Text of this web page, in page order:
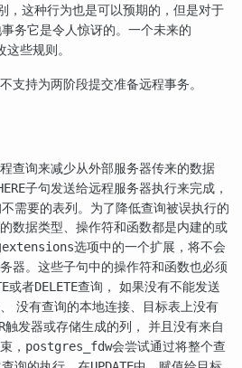
，这种行为也是可以预期的，但是对于
务它是令人惊讶的。一个未来的
些规则。
支持为两阶段提交准备远程事务。
查询来减少从外部服务器传来的数据
子句发送给远程服务器执行来完成，
需要的表列。为了降低查询被误执行的
数据类型、操作符和函数都是内建的或
extensions选项中的一个扩展，将不会
器。这些子句中的操作符和函数也必须
或者DELETE查询， 如果没有不能发送
没有查询的本地连接、目标表上没有
触发器或存储生成的列， 并且没有来自
， postgres_fdw会尝试通过将整个查